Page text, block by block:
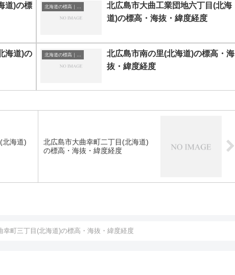
道)の標
北広島市大曲工業団地六丁目(北海
道)の標高・海抜・緯度経度
海道)の
北広島市南の里(北海道)の標高・海
抜・緯度経度
北海道)
北広島市大曲幸町二丁目(北海道)
の標高・海抜・緯度経度
幸町三丁目(北海道)の標高・海抜・緯度経度